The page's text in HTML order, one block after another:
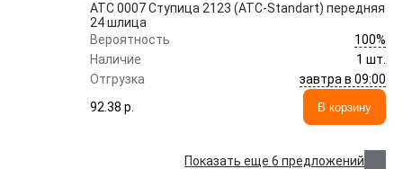
ATC 0007 Ступица 2123 (ATC-Standart) передняя
24 шлица
Вероятность
100%
Наличие
1 шт.
Отгрузка
завтра в 09:00
92.38 p.
В корзину
Показать еще 6 предложений